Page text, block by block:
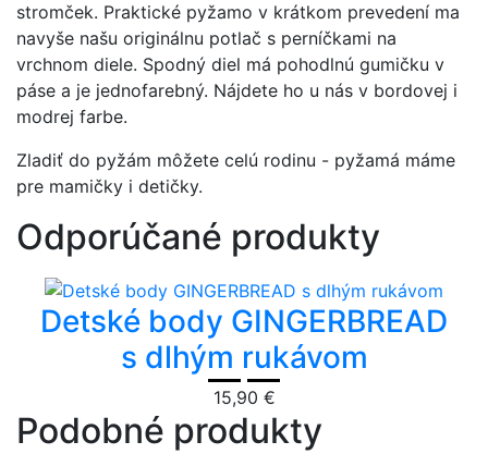
stromček. Praktické pyžamo v krátkom prevedení ma
navyše našu originálnu potlač s perníčkami na
vrchnom diele. Spodný diel má pohodlnú gumičku v
páse a je jednofarebný. Nájdete ho u nás v bordovej i
modrej farbe.
Zladiť do pyžám môžete celú rodinu - pyžamá máme
pre mamičky i detičky.
Odporúčané produkty
Detské body GINGERBREAD
s dlhým rukávom
15,90 €
Podobné produkty